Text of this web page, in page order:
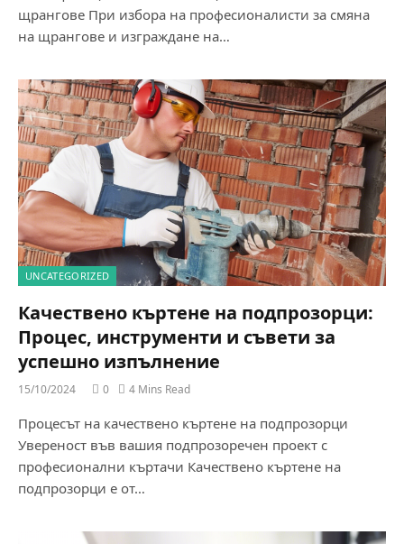
щрангове При избора на професионалисти за смяна
на щрангове и изграждане на…
UNCATEGORIZED
Качествено къртене на подпрозорци:
Процес, инструменти и съвети за
успешно изпълнение
15/10/2024 0 4 Mins Read
Процесът на качествено къртене на подпрозорци
Увереност във вашия подпрозоречен проект с
професионални къртачи Качествено къртене на
подпрозорци е от…